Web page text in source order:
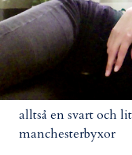
alltså en svart och
manchesterbyxor